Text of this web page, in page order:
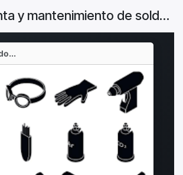
Herramienta y mantenimiento de soldadura